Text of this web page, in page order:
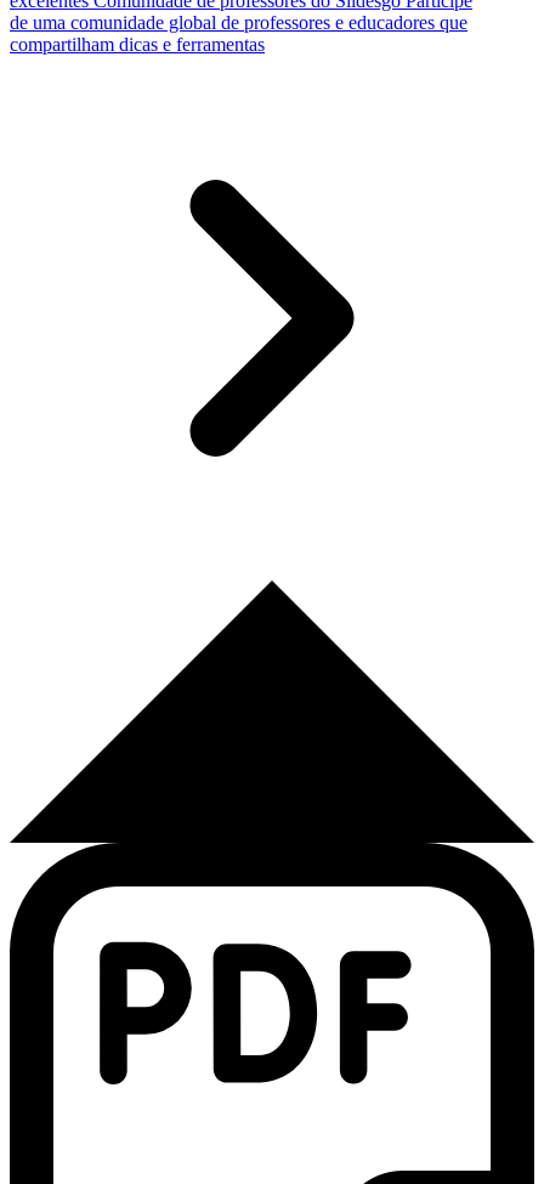
de uma comunidade global de professores e educadores que
compartilham dicas e ferramentas